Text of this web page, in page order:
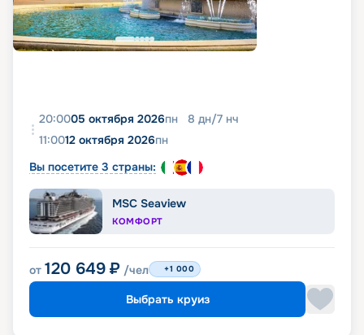
20:0005 октября 2026пн 8 дн/7 нч
11:0012 октября 2026пн
Вы посетите 3 страны:
MSC Seaview
КОМФОРТ
от 120 649 ₽ /чел +1 000
Выбрать круиз